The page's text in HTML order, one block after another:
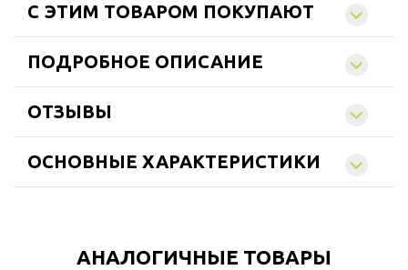
C ЭТИМ ТОВАРОМ ПОКУПАЮТ
ПОДРОБНОЕ ОПИСАНИЕ
ОТЗЫВЫ
ОСНОВНЫЕ ХАРАКТЕРИСТИКИ
АНАЛОГИЧНЫЕ ТОВАРЫ